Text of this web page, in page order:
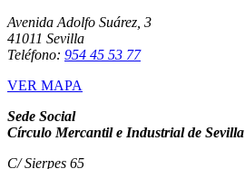
Avenida Adolfo Suárez, 3
41011 Sevilla
Teléfono: 954 45 53 77
VER MAPA
Sede Social
Círculo Mercantil e Industrial de Sevilla
C/ Sierpes 65